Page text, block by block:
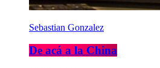
Sebastian Gonzalez
De acá a la China